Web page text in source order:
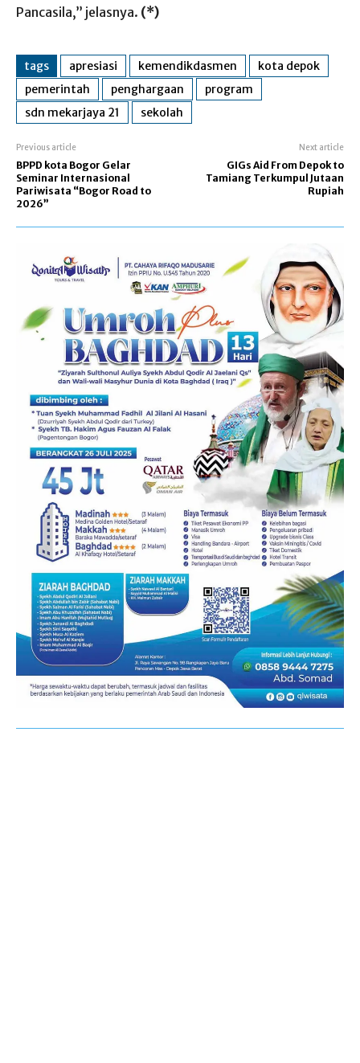
Pancasila,” jelasnya. (*)
tags apresiasi kemendikdasmen
kota depok
pemerintah
penghargaan
program
sdn mekarjaya 21
sekolah
Previous article
BPPD kota Bogor Gelar
Seminar Internasional
Pariwisata “Bogor Road to
2026”
Next article
GIGs Aid From Depok to
Tamiang Terkumpul Jutaan
Rupiah